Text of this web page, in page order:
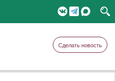
Сделать новость